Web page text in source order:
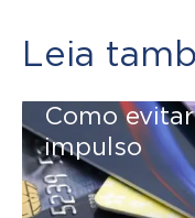
Leia
Como
impulso